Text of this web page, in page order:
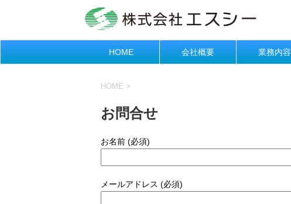
HOME 会社概要 業務内容
HOME >
お問合せ
お名前 (必須)
メールアドレス (必須)